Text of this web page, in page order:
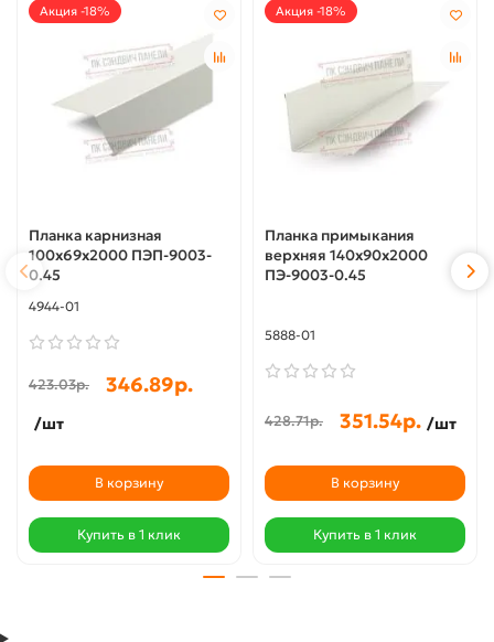
Акция -18%
Планка карнизная
100х69х2000 ПЭП-9003-
0.45
4944-01
423.03р. 346.89р.
/шт
В корзину
Купить в 1 клик
Акция -18%
Планка примыкания
верхняя 140х90х2000
ПЭ-9003-0.45
5888-01
428.71р. 351.54р. /шт
В корзину
Купить в 1 клик